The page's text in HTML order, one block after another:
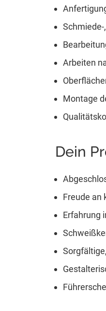
Arbeiten
Montage
Dein
Freude an
Erfahrung